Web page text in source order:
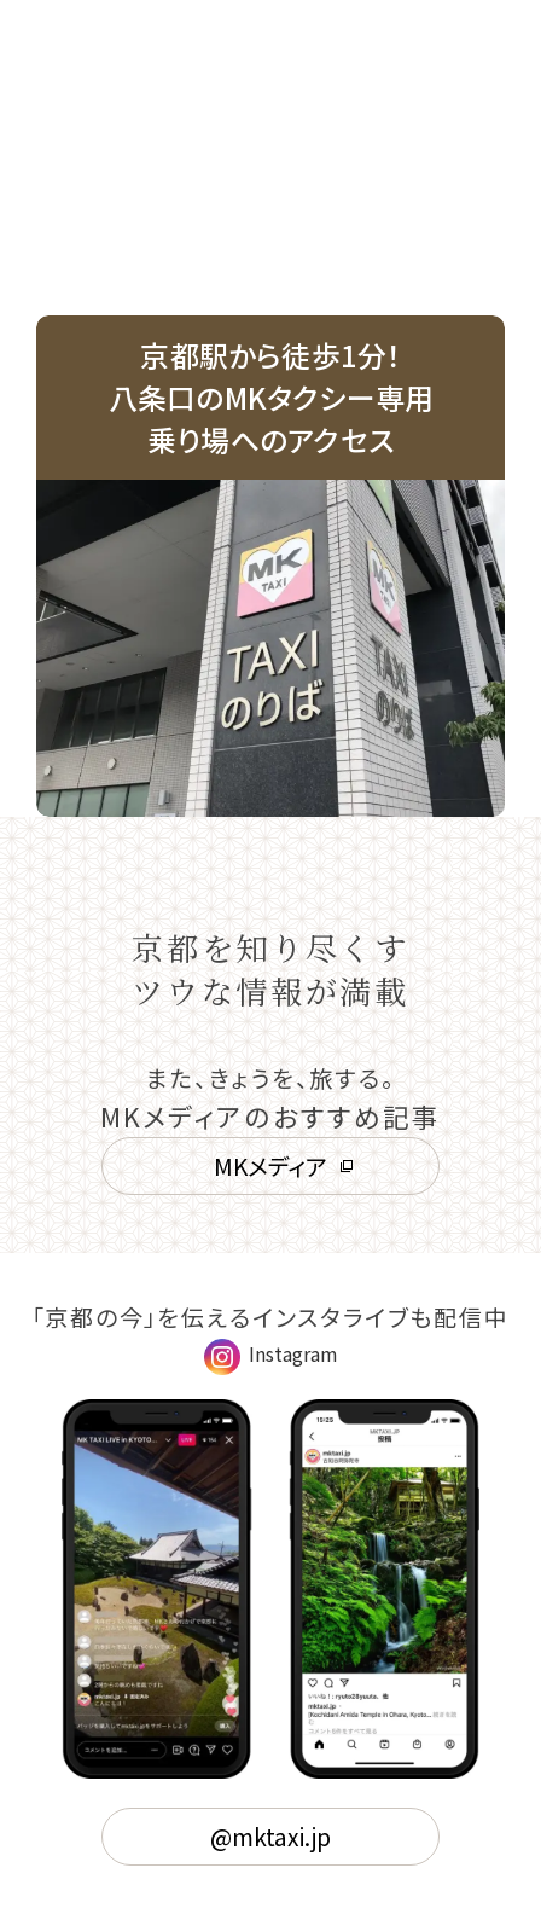
京都駅から徒歩1分！
八条口のMKタクシー専用
乗り場へのアクセス
京都を知り尽くす
ツウな情報が満載
また、きょうを、旅する。
MKメディアのおすすめ記事
MKメディア
「京都の今」を伝えるインスタライブも配信中
Instagram
@mktaxi.jp